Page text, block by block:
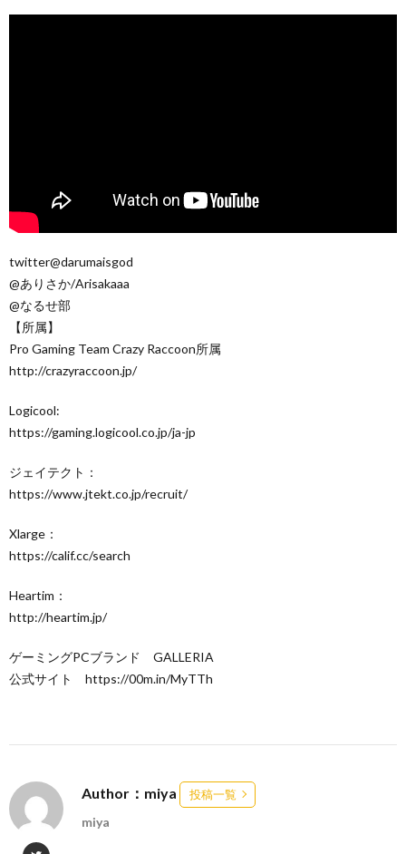
twitter@darumaisgod
@ありさか/Arisakaaa
@なるせ部
【所属】
Pro Gaming Team Crazy Raccoon所属
http://crazyraccoon.jp/​
Logicool:
https://gaming.logicool.co.jp/ja-jp​
ジェイテクト：
https://www.jtekt.co.jp/recruit/​
Xlarge：
https://calif.cc/search
Heartim：
http://heartim.jp/​
ゲーミングPCブランド GALLERIA
公式サイト https://00m.in/MyTTh
Author：miya 投稿一覧
miya